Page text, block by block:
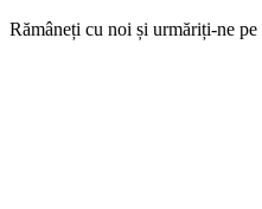
Rămâneți cu noi și urmăriți-ne